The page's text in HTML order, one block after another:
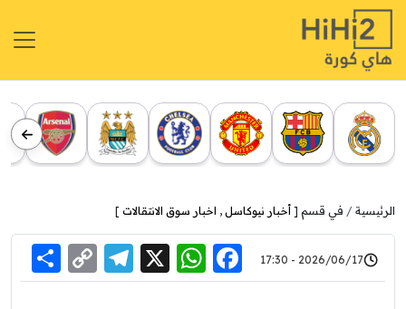
الرئيسية في قسم [ أخبار نيوكاسل , اخبار سوق الانتقالات ]
2026/06/17 - 17:30
Facebook
WhatsApp
X
Link